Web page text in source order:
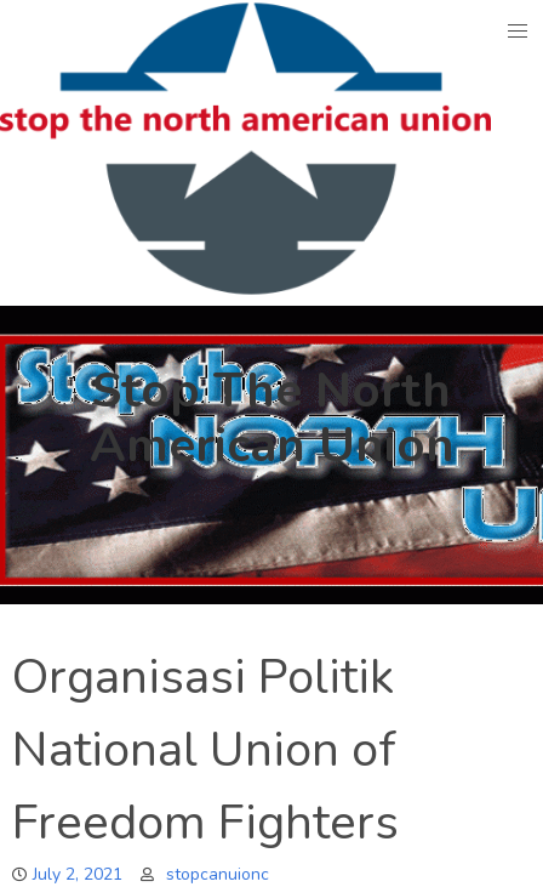
content
Stop The North
American Union
Organisasi Politik
National Union of
Freedom Fighters
July 2, 2021 stopcanuionc